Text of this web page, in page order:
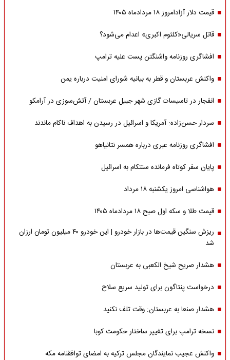
قیمت دلار آزادامروز ۱۸ مردادماه ۱۴۰۵
قاتل سریالی«کلثوم اکبری» اعدام می‌شود؟
افشاگری روزنامه واشنگتن پست علیه ترامپ
واکنش عربستان و قطر به بیانیه شورای امنیت درباره یمن
انفجار در تاسیسات گازی شهر جبیل عربستان / آتش‌سوزی در آرامکو
سردار حسن‌زاده: آمریکا و اسرائیل در رسیدن به اهداف ناکام ماندند
افشاگری روزنامه عبری درباره همسر نتانیاهو
پایان سفر کوتاه فرمانده سنتکام به اسرائیل
هواشناسی امروز یکشنبه ۱۸ مرداد
قیمت طلا و سکه اول صبح ۱۸ مردادماه ۱۴۰۵
ریزش سنگین قیمت‌ها در بازار خودرو | این خودرو ۴۰ میلیون تومان ارزان
شد
هشدار صریح شیخ الکعبی به عربستان
درخواست پنتاگون برای تولید سریع سلاح
هشدار صنعا به عربستان: وقت تلف نکنید
نسخه ترامپ برای تغییر ساختار حکومت کوبا
واکنش عجیب نمایندگان مجلس ترکیه به امضای توافقنامه مکه